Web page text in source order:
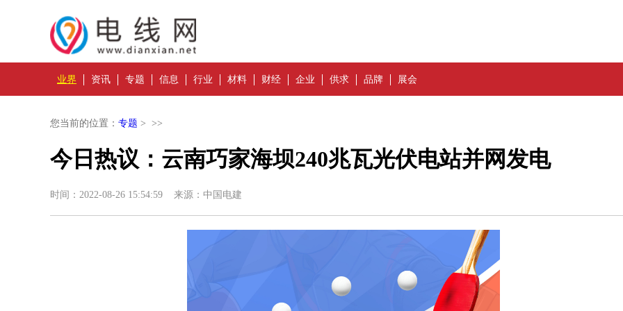
业界 资讯 专题 信息 行业 材料 财经 企业 供求 品牌 展会
您当前的位置： 专题 > >>
今日热议：云南巧家海坝240兆瓦光伏电站并网发电
时间：2022-08-26 15:54:59 来源：中国电建